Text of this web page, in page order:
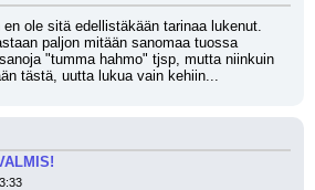
ole sitä edellistäkään tarinaa lukenut.
paljon mitään sanomaa tuossa
"tumma hahmo" tjsp, mutta niinkuin
tästä, uutta lukua vain kehiin...